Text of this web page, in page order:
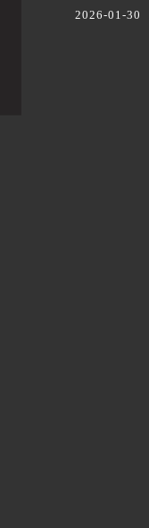
2026-01-30